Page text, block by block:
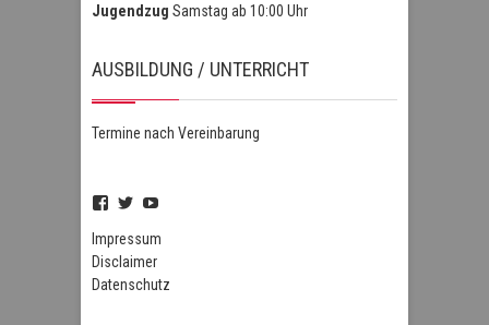
Jugendzug Samstag ab 10:00 Uhr
AUSBILDUNG / UNTERRICHT
Termine nach Vereinbarung
Profil
FSZHofheim
auf
Facebook
anzeigen
Profil
FSZHOH
Twitter
anzeigen
UCIPUnOSBlWxEpiBka0jOAfw
anzeigen
Impressum
Disclaimer
Datenschutz